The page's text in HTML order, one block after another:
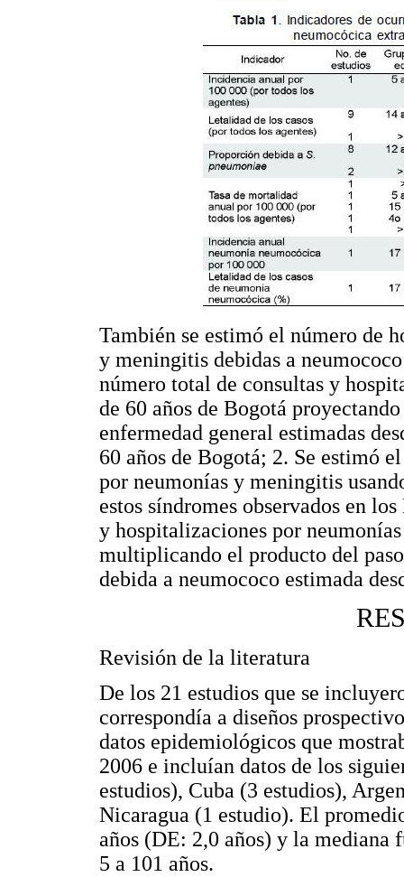
También se estimó el número de
y meningitis debidas a
número total de consultas y
de 60 años de Bogotá
enfermedad general estimadas
60 años de Bogotá; 2. Se estimó
por neumonías y meningitis
estos síndromes observados en
y hospitalizaciones por
multiplicando el producto del
debida a neumococo estimada
Revisión de la literatura
De los 21 estudios que se
correspondía a diseños
datos epidemiológicos que
2006 e incluían datos de los
estudios), Cuba (3 estudios),
Nicaragua (1 estudio). El
años (DE: 2,0 años) y la mediana
5 a 101 años.